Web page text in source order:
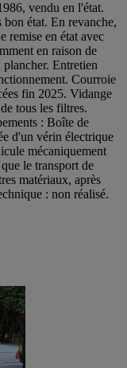
vendu en l'état.
bon état. En revanche,
remise en état avec
en raison de
Entretien
Courroie
fin 2025. Vidange
tous les filtres.
: Boîte de
d'un vérin électrique
mécaniquement
le transport de
matériaux, après
: non réalisé.